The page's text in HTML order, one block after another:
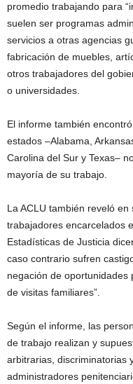
promedio trabajando para
suelen ser programas
servicios a otras agencias
fabricación de muebles,
otros trabajadores del
o universidades.
El informe también
estados –Alabama,
Carolina del Sur y Texas–
mayoría de su trabajo.
La ACLU también reveló
trabajadores encarcelados
Estadísticas de Justicia
caso contrario sufren
negación de oportunidades
de visitas familiares”.
Según el informe, las
de trabajo realizan y
arbitrarias, discriminatorias
administradores